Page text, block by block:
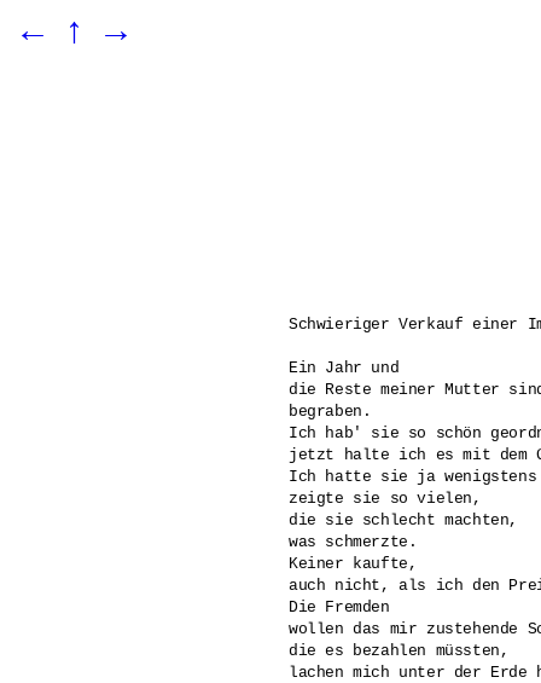
← ↑ →
Schwieriger Verkauf einer
Ein Jahr und
die Reste meiner Mutter
begraben.
Ich hab' sie so schön
jetzt halte ich es mit dem
Ich hatte sie ja wenigstens
zeigte sie so vielen,
die sie schlecht machten,
was schmerzte.
Keiner kaufte,
auch nicht, als ich den
Die Fremden
wollen das mir zustehende
die es bezahlen müssten,
lachen mich unter der Erde